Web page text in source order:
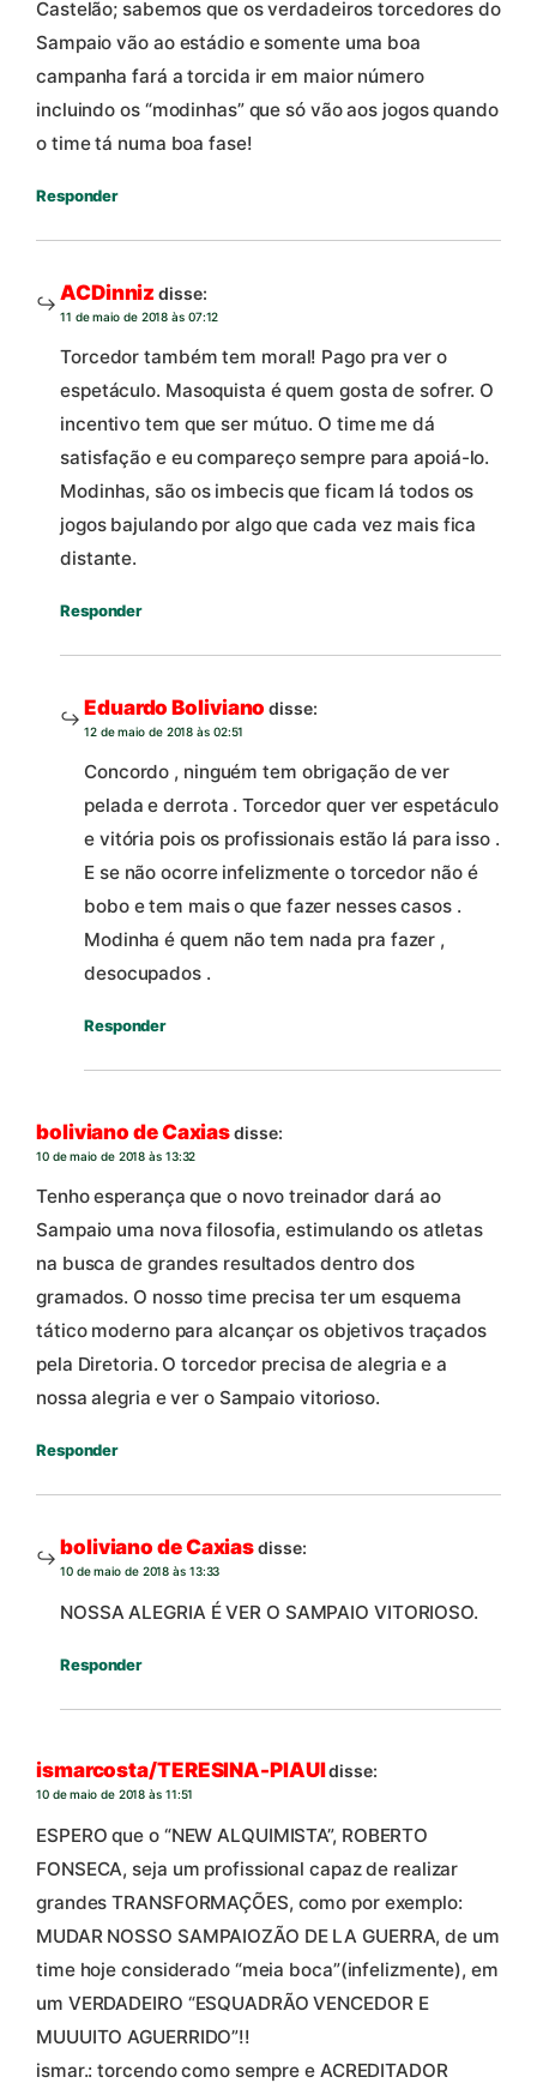
Castelão; sabemos que os verdadeiros torcedores do
Sampaio vão ao estádio e somente uma boa
campanha fará a torcida ir em maior número
incluindo os “modinhas” que só vão aos jogos quando
o time tá numa boa fase!
Responder
ACDinniz disse:
11 de maio de 2018 às 07:12
Torcedor também tem moral! Pago pra ver o
espetáculo. Masoquista é quem gosta de sofrer. O
incentivo tem que ser mútuo. O time me dá
satisfação e eu compareço sempre para apoiá-lo.
Modinhas, são os imbecis que ficam lá todos os
jogos bajulando por algo que cada vez mais fica
distante.
Responder
Eduardo Boliviano disse:
12 de maio de 2018 às 02:51
Concordo , ninguém tem obrigação de ver
pelada e derrota . Torcedor quer ver espetáculo
e vitória pois os profissionais estão lá para isso .
E se não ocorre infelizmente o torcedor não é
bobo e tem mais o que fazer nesses casos .
Modinha é quem não tem nada pra fazer ,
desocupados .
Responder
boliviano de Caxiasdisse:
10 de maio de 2018 às 13:32
Tenho esperança que o novo treinador dará ao
Sampaio uma nova filosofia, estimulando os atletas
na busca de grandes resultados dentro dos
gramados. O nosso time precisa ter um esquema
tático moderno para alcançar os objetivos traçados
pela Diretoria. O torcedor precisa de alegria e a
nossa alegria e ver o Sampaio vitorioso.
Responder
boliviano de Caxiasdisse:
10 de maio de 2018 às 13:33
NOSSA ALEGRIA É VER O SAMPAIO VITORIOSO.
Responder
ismarcosta/TERESINA-PIAUIdisse:
10 de maio de 2018 às 11:51
ESPERO que o “NEW ALQUIMISTA”, ROBERTO
FONSECA, seja um profissional capaz de realizar
grandes TRANSFORMAÇÕES, como por exemplo:
MUDAR NOSSO SAMPAIOZÃO DE LA GUERRA, de um
time hoje considerado “meia boca”(infelizmente), em
um VERDADEIRO “ESQUADRÃO VENCEDOR E
MUUUITO AGUERRIDO”!!
ismar.: torcendo como sempre e ACREDITADOR